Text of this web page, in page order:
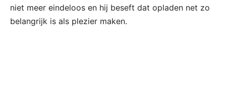
niet meer eindeloos en hij beseft dat opladen net zo
belangrijk is als plezier maken.